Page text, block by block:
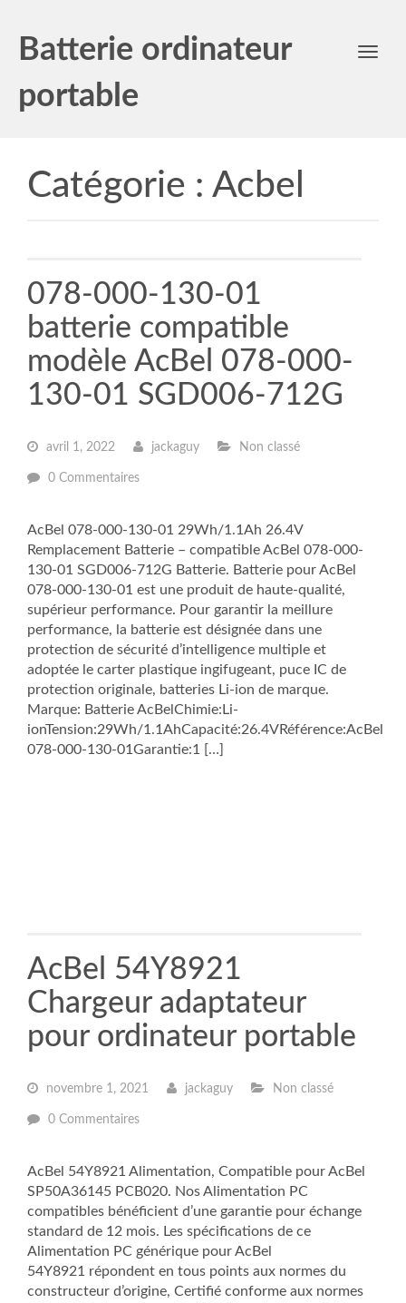
Batterie ordinateur
portable
Toggle
Catégorie : Acbel
078-000-130-01
batterie compatible
modèle AcBel 078-000-
130-01 SGD006-712G
avril 1, 2022 jackaguy Non classé
0 Commentaires
AcBel 078-000-130-01 29Wh/1.1Ah 26.4V
Remplacement Batterie – compatible AcBel 078-000-
130-01 SGD006-712G Batterie. Batterie pour AcBel
078-000-130-01 est une produit de haute-qualité,
supérieur performance. Pour garantir la meillure
performance, la batterie est désignée dans une
protection de sécurité d’intelligence multiple et
adoptée le carter plastique ingifugeant, puce IC de
protection originale, batteries Li-ion de marque.
Marque: Batterie AcBelChimie:Li-
ionTension:29Wh/1.1AhCapacité:26.4VRéférence:AcBel
078-000-130-01Garantie:1 […]
AcBel 54Y8921
Chargeur adaptateur
pour ordinateur portable
novembre 1, 2021 jackaguy Non classé
0 Commentaires
AcBel 54Y8921 Alimentation, Compatible pour AcBel
SP50A36145 PCB020. Nos Alimentation PC
compatibles bénéficient d’une garantie pour échange
standard de 12 mois. Les spécifications de ce
Alimentation PC générique pour AcBel
54Y8921 répondent en tous points aux normes du
constructeur d’origine, Certifié conforme aux normes